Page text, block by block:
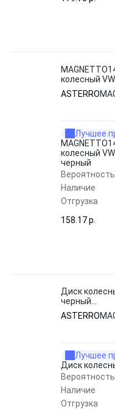
колесный VW
черный
ASTERRO
Лучшее
колесный
черный
Вероятность
Наличие
Отгрузка
158.17 p.
Диск
черный
ASTERRO
ASTERRO
Лучшее
Диск
Вероятность
Наличие
Отгрузка